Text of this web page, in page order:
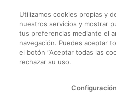
La OMS
Volver a todas las
Utilizamos cookies propias y
nuestros servicios y mostrar
tus preferencias mediante el
navegación. Puedes aceptar
el botón “Aceptar todas las
rechazar su uso.